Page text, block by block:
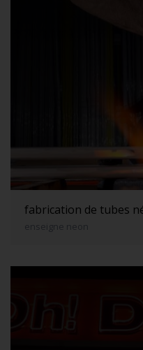
fabrication de tubes
enseigne neon